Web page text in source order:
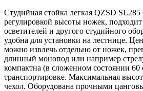
Студийная стойка легкая QZSD SL285
регулировкой высоты ножек, подходит
осветителей и другого студийного
удобна для установки на лестнице.
можно извлечь отдельно от ножек,
длинный монопод или например
компактна (в сложенном состоянии 60
транспортировке. Максимальная
чехол. Оборудована прочными